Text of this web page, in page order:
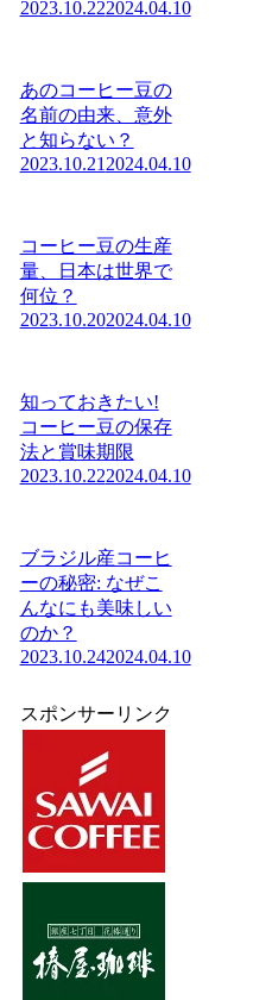
2023.10.222024.04.10
あのコーヒー豆の
名前の由来、意外
と知らない？
2023.10.21 2024.04.10
コーヒー豆の生産
量、日本は世界で
何位？
2023.10.202024.04.10
知っておきたい!
コーヒー豆の保存
法と賞味期限
2023.10.222024.04.10
ブラジル産コーヒ
ーの秘密: なぜこ
んなにも美味しい
のか？
2023.10.242024.04.10
スポンサーリンク